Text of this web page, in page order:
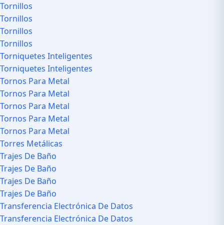
Tornillos
Tornillos
Tornillos
Tornillos
Torniquetes Inteligentes
Torniquetes Inteligentes
Tornos Para Metal
Tornos Para Metal
Tornos Para Metal
Tornos Para Metal
Tornos Para Metal
Torres Metálicas
Trajes De Baño
Trajes De Baño
Trajes De Baño
Trajes De Baño
Transferencia Electrónica De Datos
Transferencia Electrónica De Datos